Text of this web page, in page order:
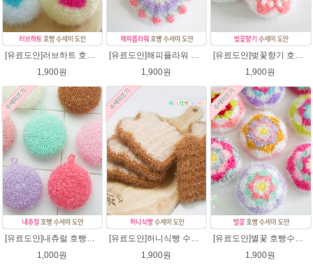
[유료도안]러브하트 호빵수세미뜨기 도안(수세미실은 옵션에서 추가구매 가능)/별호빵수세미처럼 예쁜수세미뜨기/빤짝이 수세미실/웰빙수세미실/고급수세미실/하트뜨기 반짝이수세미 하트수세미
1,900원
[유료도안]해피플라워 호빵수세미뜨기 도안(수세미실은 옵션에서 추가구매 가능)/수세미뜨기/수세미실/반짝이수세미/반짝이실/별수세미 호빵수세미 웰빙수세미 퐁퐁수세미 코바늘수세미
1,900원
[유료도안]벚꽃향기 호빵수세미뜨기 도안(수세미실은 옵션에서 추가구매 가능)/수세미뜨기/수세미실/반짝이수세미/반짝이실/별수세미 호빵수세미 웰빙수세미 퐁퐁수세미 코바늘수세미
1,900원
1,000원
1,900원
1,900원